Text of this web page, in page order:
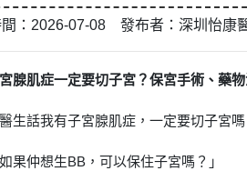
間：2026-07-08 發布者：深圳怡康
腺肌症一定要切子宮？保宮手術、藥
醫生話我有子宮腺肌症，一定要切子宮嗎
如果仲想生BB，可以保住子宮嗎？」